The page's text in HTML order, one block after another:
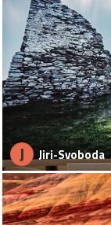
J Jiri-Svoboda